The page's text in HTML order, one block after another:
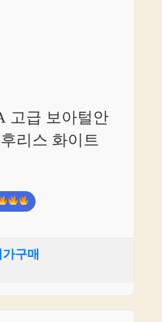
고급 보아털안
리스 화이트
구매